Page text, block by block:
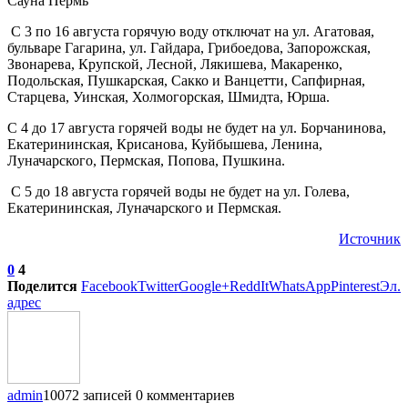
С 3 по 16 августа горячую воду отключат на ул. Агатовая,
бульваре Гагарина, ул. Гайдара, Грибоедова, Запорожская,
Звонарева, Крупской, Лесной, Лякишева, Макаренко,
Подольская, Пушкарская, Сакко и Ванцетти, Сапфирная,
Старцева, Уинская, Холмогорская, Шмидта, Юрша.
С 4 до 17 августа горячей воды не будет на ул. Борчанинова,
Екатерининская, Крисанова, Куйбышева, Ленина,
Луначарского, Пермская, Попова, Пушкина.
С 5 до 18 августа горячей воды не будет на ул. Голева,
Екатерининская, Луначарского и Пермская.
Источник
0 4
Поделится FacebookTwitterGoogle+ReddItWhatsAppPinterestЭл.
адрес
admin10072 записей 0 комментариев